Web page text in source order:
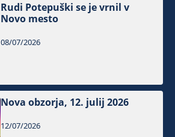
Rudi Potepuški se je vrnil v
Novo mesto
08/07/2026
Nova obzorja, 12. julij 2026
12/07/2026